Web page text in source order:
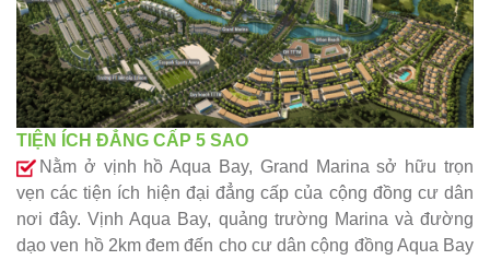
TIỆN ÍCH ĐẲNG CẤP 5 SAO
Nằm ở vịnh hồ Aqua Bay, Grand Marina sở hữu trọn
vẹn các tiện ích hiện đại đẳng cấp của cộng đồng cư dân
nơi đây. Vịnh Aqua Bay, quảng trường Marina và đường
dạo ven hồ 2km đem đến cho cư dân cộng đồng Aqua Bay